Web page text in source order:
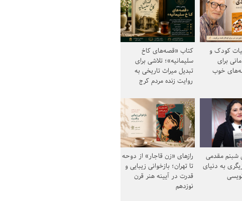
کودک و
برای
خوب
کتاب «قصه‌های کاخ
سلیمانیه»؛ تلاشی برای
تبدیل میراث تاریخی به
روایت زنده مردم کرج
شبنم مقدمی
به دنیای
رازهای «زن قاجار» از دوحه
تا تهران؛ بازخوانی زیبایی و
قدرت در آیینه هنر قرن
نوزدهم